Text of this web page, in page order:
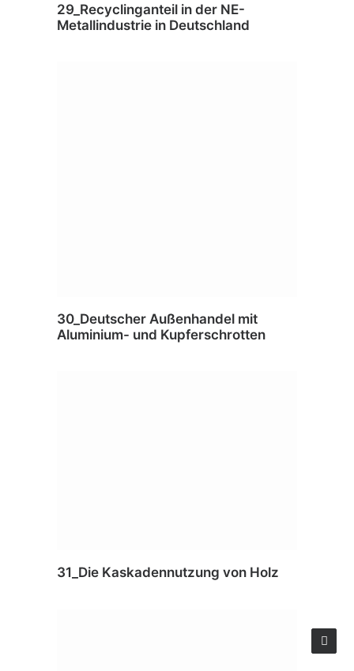
29_Recyclinganteil in der NE-
Metallindustrie in Deutschland
30_Deutscher Außenhandel mit
Aluminium- und Kupferschrotten
31_Die Kaskadennutzung von Holz